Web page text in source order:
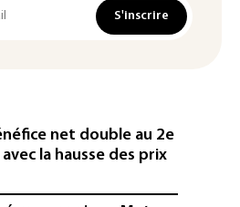
S'inscrire
net double au 2e
la hausse des prix